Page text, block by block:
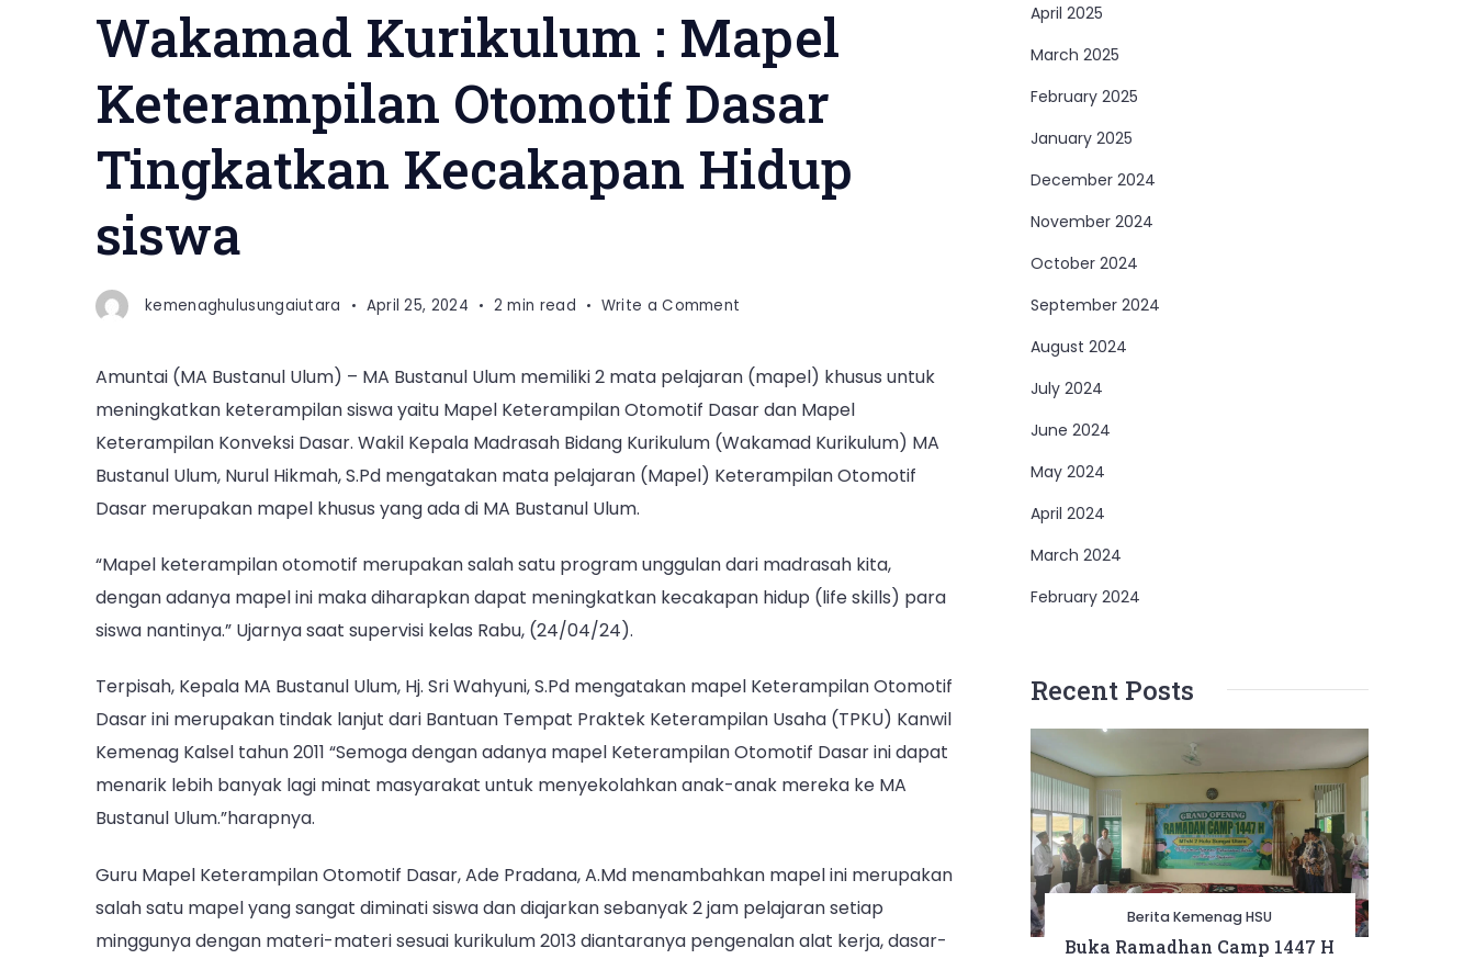
Wakamad Kurikulum : Mapel
Keterampilan Otomotif Dasar
Tingkatkan Kecakapan Hidup
siswa
kemenaghulusungaiutara April 25, 2024 2 min read Write a Comment
:
Mapel
Keterampilan
Dasar
Hidup
siswa
Amuntai (MA Bustanul Ulum) – MA Bustanul Ulum memiliki 2 mata pelajaran (mapel) khusus untuk
meningkatkan keterampilan siswa yaitu Mapel Keterampilan Otomotif Dasar dan Mapel
Keterampilan Konveksi Dasar. Wakil Kepala Madrasah Bidang Kurikulum (Wakamad Kurikulum) MA
Bustanul Ulum, Nurul Hikmah, S.Pd mengatakan mata pelajaran (Mapel) Keterampilan Otomotif
Dasar merupakan mapel khusus yang ada di MA Bustanul Ulum.
“Mapel keterampilan otomotif merupakan salah satu program unggulan dari madrasah kita,
dengan adanya mapel ini maka diharapkan dapat meningkatkan kecakapan hidup (life skills) para
siswa nantinya.” Ujarnya saat supervisi kelas Rabu, (24/04/24).
Terpisah, Kepala MA Bustanul Ulum, Hj. Sri Wahyuni, S.Pd mengatakan mapel Keterampilan Otomotif
Dasar ini merupakan tindak lanjut dari Bantuan Tempat Praktek Keterampilan Usaha (TPKU) Kanwil
Kemenag Kalsel tahun 2011 “Semoga dengan adanya mapel Keterampilan Otomotif Dasar ini dapat
menarik lebih banyak lagi minat masyarakat untuk menyekolahkan anak-anak mereka ke MA
Bustanul Ulum.”harapnya.
Guru Mapel Keterampilan Otomotif Dasar, Ade Pradana, A.Md menambahkan mapel ini merupakan
salah satu mapel yang sangat diminati siswa dan diajarkan sebanyak 2 jam pelajaran setiap
minggunya dengan materi-materi sesuai kurikulum 2013 diantaranya pengenalan alat kerja, dasar-
April 2025
March 2025
February 2025
January 2025
December 2024
November 2024
October 2024
September 2024
August 2024
July 2024
June 2024
May 2024
April 2024
March 2024
February 2024
Recent Posts
Berita Kemenag HSU
Buka Ramadhan Camp 1447 H